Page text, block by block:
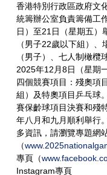
香港特別行政區政府文
統籌辦公室負責籌備工
日）至21日（星期五）
（男子22歲以下組）
（男子）、七人制橄
2025年12月8日（星期
四個競賽項目：殘奧項
組）及特奧項目乒乓球
賽保齡球項目決賽和殘
年八月和九月順利舉行
多資訊，請瀏覽專題網
（
專頁（
Instagram專頁